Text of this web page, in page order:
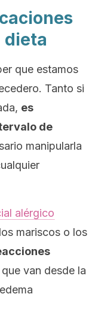
dieta
que estamos
Tanto si
es
de
manipularla
alérgico
mariscos o los
van desde la